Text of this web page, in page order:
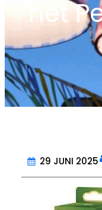
het
29 JUNI 2025